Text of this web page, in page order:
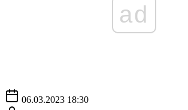
ad
06.03.2023 18:30